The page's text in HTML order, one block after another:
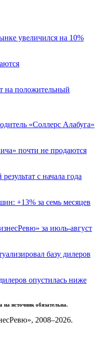
увеличился на 10%
на положительный
«Соллерс Алабуга»
почти не продаются
с начала года
+13% за семь месяцев
за июль-август
базу дилеров
опустилась ниже
на источник обязательна.
2008–2026.